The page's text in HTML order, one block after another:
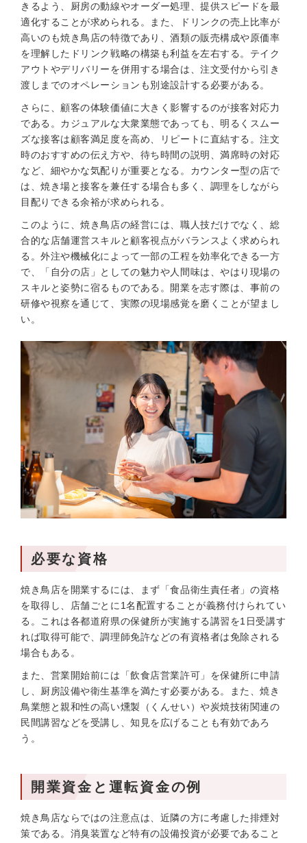
きるよう、厨房の動線やオーダー処理、提供スピードを最
適化することが求められる。また、ドリンクの売上比率が
高いのも焼き鳥店の特徴であり、酒類の販売構成や原価率
を理解したドリンク戦略の構築も利益を左右する。テイク
アウトやデリバリーを併用する場合は、注文受付から引き
渡しまでのオペレーションも別途設計する必要がある。
さらに、顧客の体験価値に大きく影響するのが接客対応力
である。カジュアルな大衆業態であっても、明るくスムー
ズな接客は顧客満足度を高め、リピートに直結する。注文
時のおすすめの伝え方や、待ち時間の説明、満席時の対応
など、細やかな気配りが重要となる。カウンター型の店で
は、焼き場と接客を兼任する場合も多く、調理をしながら
目配りできる余裕が求められる。
このように、焼き鳥店の経営には、職人技だけでなく、総
合的な店舗運営スキルと顧客視点がバランスよく求められ
る。外注や機械化によって一部の工程を効率化できる一方
で、「自分の店」としての魅力や人間味は、やはり現場の
スキルと姿勢に宿るものである。開業を志す際は、事前の
研修や視察を通じて、実際の現場感覚を磨くことが望まし
い。
必要な資格
焼き鳥店を開業するには、まず「食品衛生責任者」の資格
を取得し、店舗ごとに1名配置することが義務付けられてい
る。これは各都道府県の保健所が実施する講習を1日受講す
れば取得可能で、調理師免許などの有資格者は免除される
場合もある。
また、営業開始前には「飲食店営業許可」を保健所に申請
し、厨房設備や衛生基準を満たす必要がある。また、焼き
鳥業態と親和性の高い燻製（くんせい）や炭焼技術関連の
民間講習などを受講し、知見を広げることも有効であろ
う。
開業資金と運転資金の例
焼き鳥店ならではの注意点は、近隣の方に考慮した排煙対
策である。消臭装置など特有の設備投資が必要であること